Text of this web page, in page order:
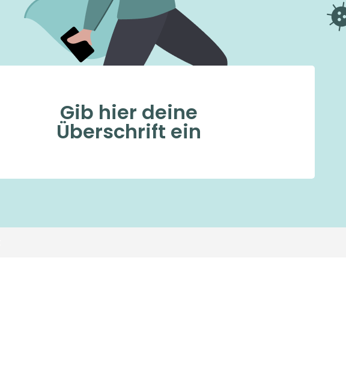
Gib hier deine
Überschrift ein